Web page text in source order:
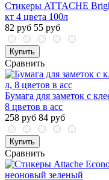
Стикеры ATTACHE
кт 4 цвета 100л
82 руб 55 руб
Купить
Сравнить
Бумага для заметок с
8 цветов в асс
258 руб 84 руб
Купить
Сравнить